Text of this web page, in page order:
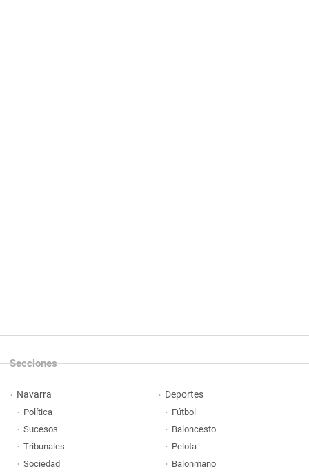
Secciones
Navarra
Política
Sucesos
Tribunales
Sociedad
Deportes
Fútbol
Baloncesto
Pelota
Balonmano